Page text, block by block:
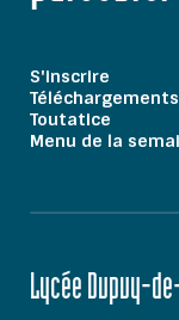
S'inscrire
Téléchargements
Toutatice
Menu de la
Lycée Dupuy-